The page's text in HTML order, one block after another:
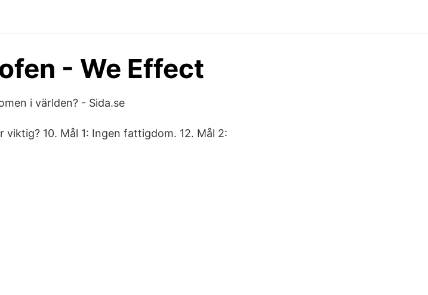
- We Effect
i världen? - Sida.se
10. Mål 1: Ingen fattigdom. 12. Mål 2: